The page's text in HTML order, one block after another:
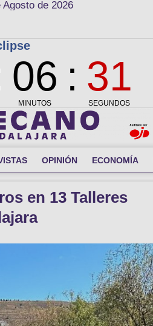
de 2026
OPINIÓN ECONOMÍA
en 13 Talleres